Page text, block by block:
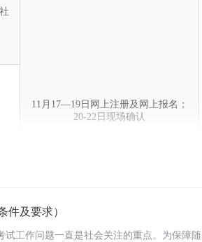
11月17—19日网上注册及网上报名；
20-22日现场确认
件及要求）
工作问题一直是社会关注的重点。为保障随